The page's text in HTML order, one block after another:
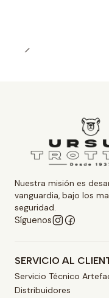
Nuestra misión es
vanguardia, bajo los
seguridad.
Síguenos
SERVICIO AL
Servicio Técnico
Distribuidores